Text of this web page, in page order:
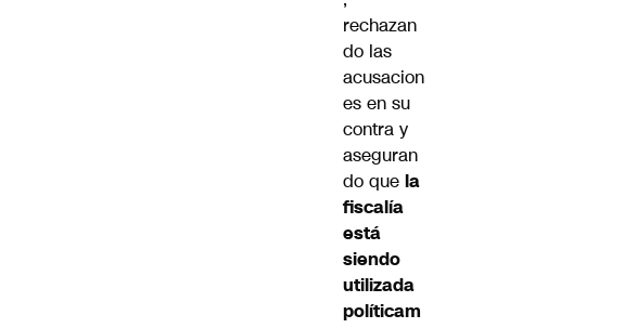
rechazan
do las
acusacion
es en su
contra y
aseguran
do que la
fiscalía
está
siendo
utilizada
políticam